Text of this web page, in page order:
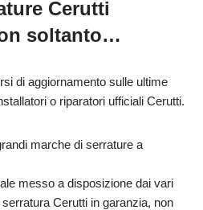
Cerutti
soltanto…
di aggiornamento sulle ultime
o riparatori ufficiali Cerutti.
marche di serrature a
messo a disposizione dai vari
Cerutti in garanzia, non